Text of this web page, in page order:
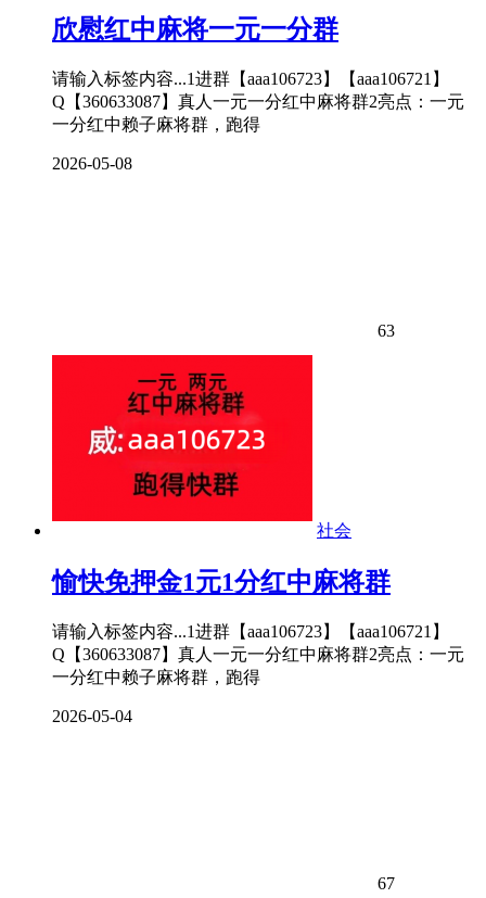
欣慰红中麻将一元一分群
请输入标签内容...1进群【aaa106723】【aaa106721】
Q【360633087】真人一元一分红中麻将群2亮点：一元
一分红中赖子麻将群，跑得
2026-05-08
63
社会
愉快免押金1元1分红中麻将群
请输入标签内容...1进群【aaa106723】【aaa106721】
Q【360633087】真人一元一分红中麻将群2亮点：一元
一分红中赖子麻将群，跑得
2026-05-04
67